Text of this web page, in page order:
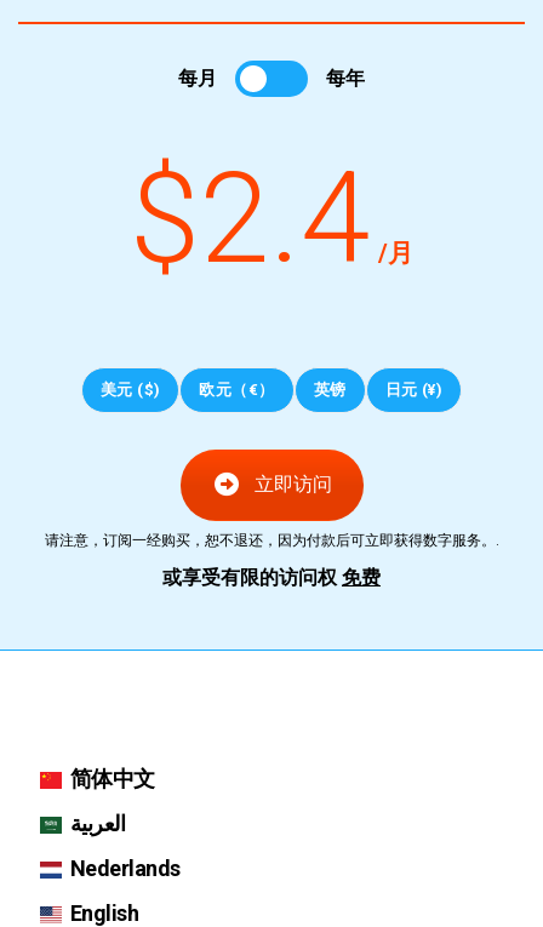
每月 每年
$2.4 /月
美元 ($) 欧元（€） 英镑 日元 (¥)
立即访问
请注意，订阅一经购买，恕不退还，因为付款后可立即获得数字服务。.
或享受有限的访问权 免费
简体中文
العربية
Nederlands
English